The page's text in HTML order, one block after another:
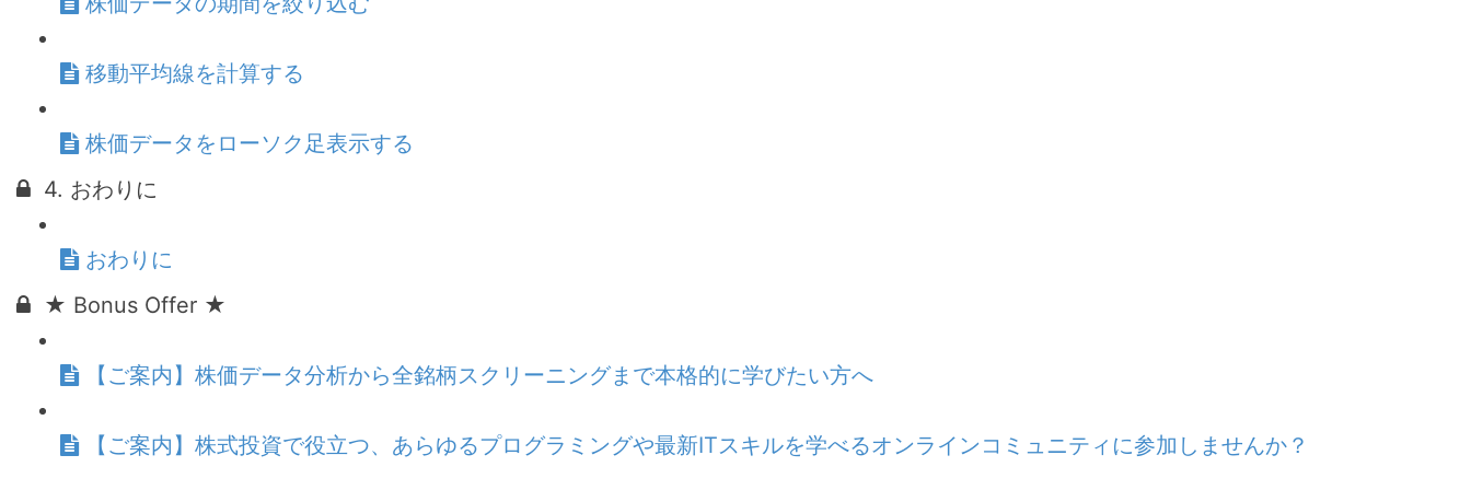
移動平均線を計算する
株価データをローソク足表示する
4. おわりに
おわりに
★ Bonus Offer ★
【ご案内】株価データ分析から全銘柄スクリーニングまで本格的に学びたい方へ
【ご案内】株式投資で役立つ、あらゆるプログラミングや最新ITスキルを学べるオンラインコミュニティに参加しませんか？